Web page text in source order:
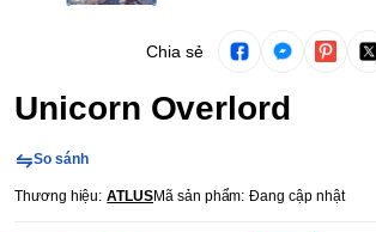
Chia sẻ
Unicorn Overlord
So sánh
Thương hiệu: ATLUSMã sản phẩm: Đang cập nhật